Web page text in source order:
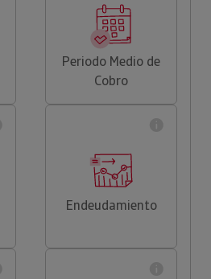
Periodo Medio de
Cobro
Endeudamiento